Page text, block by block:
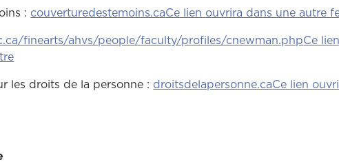
: couverturedestemoins.caCe lien ouvrira dans une autre
finearts/ahvs/people/faculty/profiles/cnewman.phpCe
Ce lien ouvrira dans une autre fenêtre
les droits de la personne : droitsdelapersonne.caCe lien
ouvrira dans une autre fenêtre